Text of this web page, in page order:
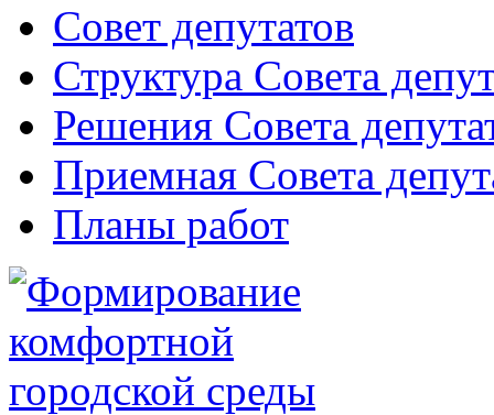
Совет депутатов
Структура Совета
Решения Совета
Приемная Совета
Планы работ